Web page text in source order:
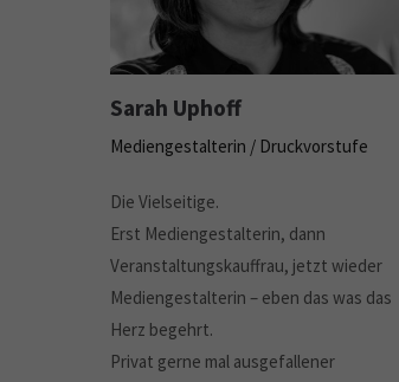
Sarah Uphoff
Mediengestalterin / Druckvorstufe
Die Vielseitige.
Erst Mediengestalterin, dann
Veranstaltungskauffrau, jetzt wieder
Mediengestalterin – eben das was das
Herz begehrt.
Privat gerne mal ausgefallener